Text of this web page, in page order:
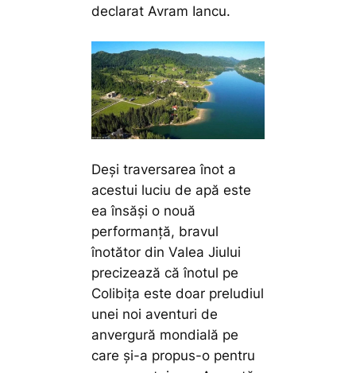
declarat Avram Iancu.
Deși traversarea înot a
acestui luciu de apă este
ea însăși o nouă
performanță, bravul
înotător din Valea Jiului
precizează că înotul pe
Colibița este doar preludiul
unei noi aventuri de
anvergură mondială pe
care și-a propus-o pentru